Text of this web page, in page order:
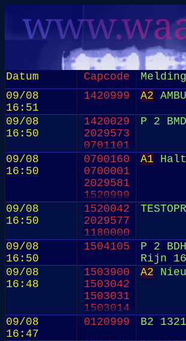
Datum Capcode
Melding
09/08
16:51
1420999 A2
09/08
16:50
1420029
2029573
0701101
P 2
09/08
16:50
0700160
0700001
2029581
1520999
A1
09/08
16:50
1520042
2029577
1180000
09/08
16:50
1504105
P 2
Rijn
09/08
16:48
1503900
1503042
1503031
1503014
2029572
A2
09/08
16:47
0120999 B2